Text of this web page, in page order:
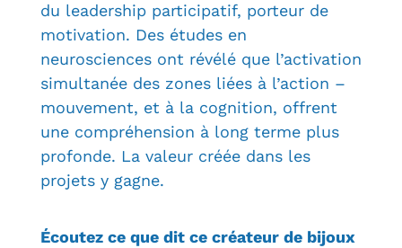
du leadership participatif, porteur de
motivation. Des études en
neurosciences ont révélé que l’activation
simultanée des zones liées à l’action –
mouvement, et à la cognition, offrent
une compréhension à long terme plus
profonde. La valeur créée dans les
projets y gagne.
Écoutez ce que dit ce créateur de bijoux